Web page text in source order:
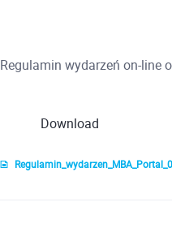
Regulamin wydarzeń on-line
Download